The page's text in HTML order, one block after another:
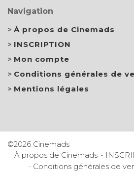
Navigation
À propos de Cinemads
INSCRIPTION
Mon compte
Conditions générales de
Mentions légales
©2026 Cinemads
À propos de Cinemads
Conditions générales de